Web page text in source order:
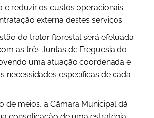
e reduzir os custos operacionais
externa destes serviços.
do trator florestal será efetuada
as três Juntas de Freguesia do
uma atuação coordenada e
necessidades específicas de cada
de meios, a Câmara Municipal dá